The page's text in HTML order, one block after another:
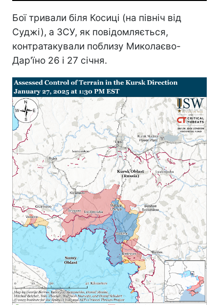
Бої тривали біля Косиці (на північ від
Суджі), а ЗСУ, як повідомляється,
контратакували поблизу Миколаєво-
Дар'їно 26 і 27 січня.